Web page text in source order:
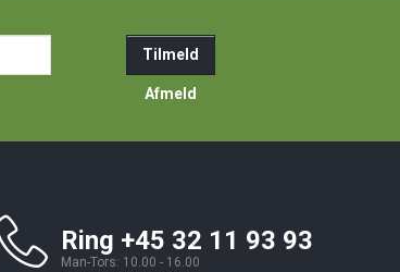
Tilmeld
Afmeld
Ring +45 32 11 93 93
Man-Tors: 10.00 - 16.00